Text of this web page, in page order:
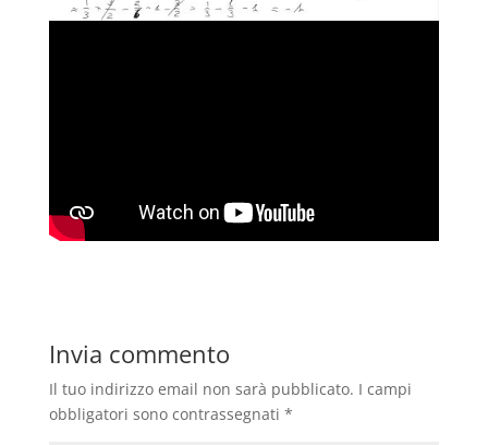
Invia commento
Il tuo indirizzo email non sarà pubblicato. I campi
obbligatori sono contrassegnati *